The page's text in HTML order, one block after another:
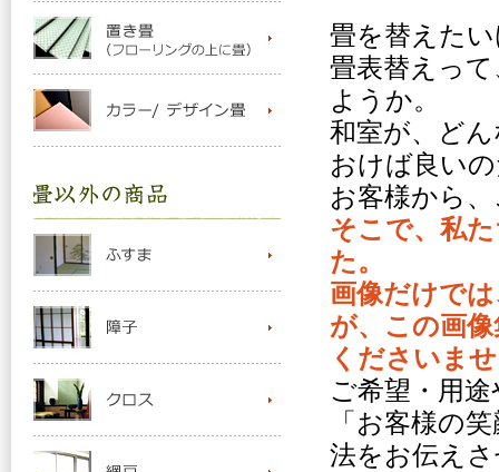
畳を替えた
畳表替えっ
ようか。
和室が、ど
おけば良い
お客様から
そこで、私
た。
画像だけで
が、この画
くださいま
ご希望・用
「お客様の
法をお伝え